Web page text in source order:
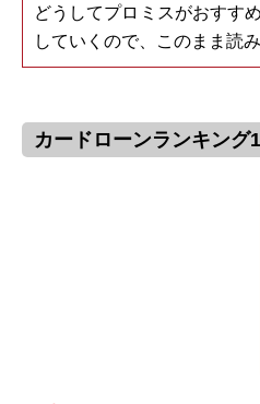
どうしてプロミスがおすす
していくので、このまま読
カードローンランキング